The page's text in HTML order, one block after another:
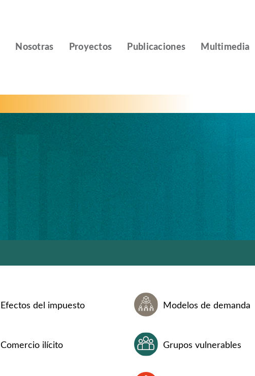
Nosotras Proyectos Publicaciones Multimedia
Efectos del impuesto Modelos de demanda
Comercio ilícito Grupos vulnerables